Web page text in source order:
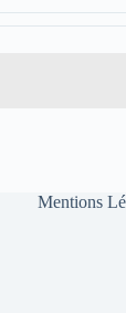
Mentions